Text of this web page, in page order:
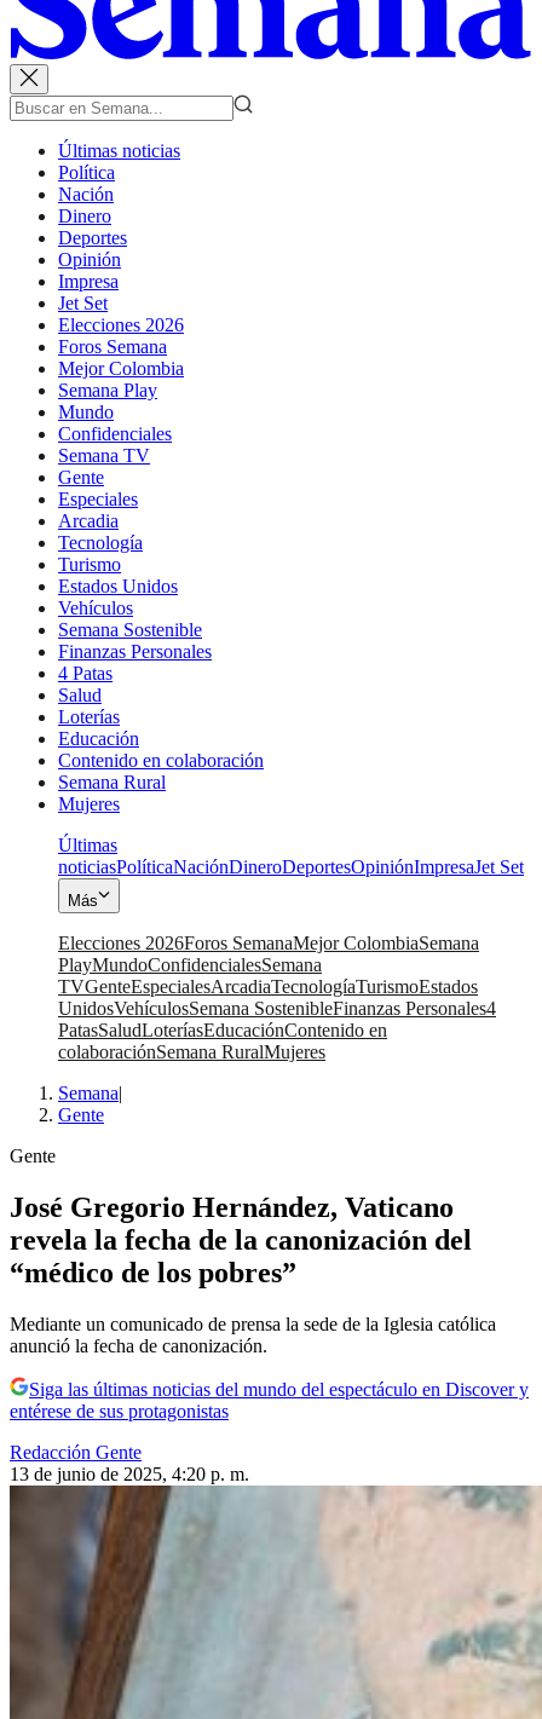
Últimas noticias
Política
Nación
Dinero
Deportes
Opinión
Impresa
Jet Set
Elecciones 2026
Foros Semana
Mejor Colombia
Semana Play
Mundo
Confidenciales
Semana TV
Gente
Especiales
Arcadia
Tecnología
Turismo
Estados Unidos
Vehículos
Semana Sostenible
Finanzas Personales
4 Patas
Salud
Loterías
Educación
Contenido en colaboración
Semana Rural
Mujeres
Últimas
noticiasPolíticaNaciónDineroDeportesOpiniónImpresaJet Set
Más
Elecciones 2026Foros SemanaMejor ColombiaSemana
PlayMundoConfidencialesSemana
TVGenteEspecialesArcadiaTecnologíaTurismoEstados
UnidosVehículosSemana SostenibleFinanzas Personales4
PatasSaludLoteríasEducaciónContenido en
colaboraciónSemana RuralMujeres
Semana|
Gente
Gente
José Gregorio Hernández, Vaticano
revela la fecha de la canonización del
“médico de los pobres”
Mediante un comunicado de prensa la sede de la Iglesia católica
anunció la fecha de canonización.
Siga las últimas noticias del mundo del espectáculo en Discover y
entérese de sus protagonistas
Redacción Gente
13 de junio de 2025, 4:20 p. m.